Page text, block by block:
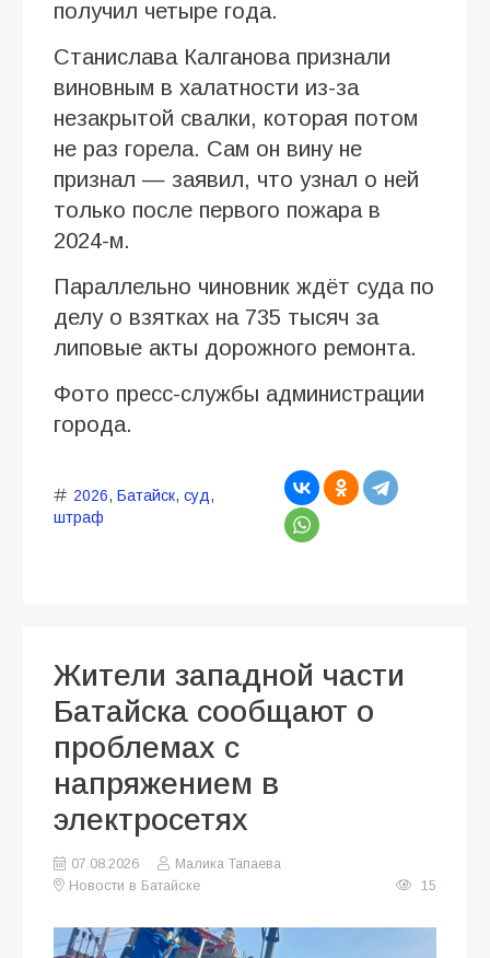
получил четыре года.
Станислава Калганова признали
виновным в халатности из-за
незакрытой свалки, которая потом
не раз горела. Сам он вину не
признал — заявил, что узнал о ней
только после первого пожара в
2024-м.
Параллельно чиновник ждёт суда по
делу о взятках на 735 тысяч за
липовые акты дорожного ремонта.
Фото пресс-службы администрации
города.
2026, Батайск, суд,
штраф
Жители западной части
Батайска сообщают о
проблемах с
напряжением в
электросетях
07.08.2026
Малика Тапаева
Новости в Батайске
15